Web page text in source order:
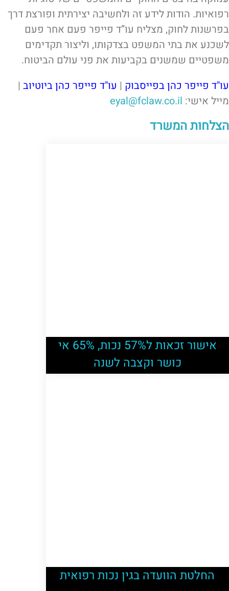
רפואיות. הודות לידע זה ולחשיבה יצירתית ופורצת דרך
בפרשנות לחוק, מצליח עו”ד פייפר פעם אחר פעם
לשכנע את בתי המשפט בצדקותו, וליצור תקדימים
משפטיים שמשנים בקביעות את פני עולם הביטוח.
עו"ד פייפר כהן בפייסבוק | עו"ד פייפר כהן ביוטיוב |
מייל אישי: eyal@fclaw.co.il
הצלחות המשרד
אישור זכאות ל57% נכות, 65% אי
כושר וקצבה לשנה
החלטת הוועדה בגין נכות רפואית